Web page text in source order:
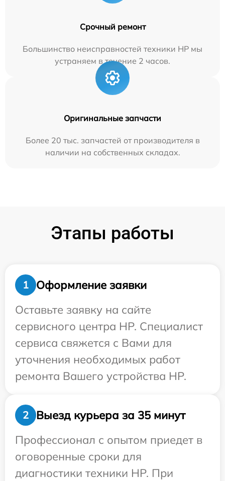
Срочный ремонт
Большинство неисправностей техники HP мы
устраняем в течение 2 часов.
Оригинальные запчасти
Более 20 тыс. запчастей от производителя в
наличии на собственных складах.
Этапы работы
1
Оформление заявки
Оставьте заявку на сайте
сервисного центра HP. Специалист
сервиса свяжется с Вами для
уточнения необходимых работ
ремонта Вашего устройства HP.
2
Выезд курьера за 35 минут
Профессионал с опытом приедет в
оговоренные сроки для
диагностики техники HP. При